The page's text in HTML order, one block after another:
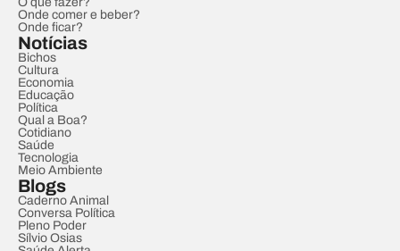
Onde comer e beber?
Onde ficar?
Notícias
Bichos
Cultura
Economia
Educação
Política
Qual a Boa?
Cotidiano
Saúde
Tecnologia
Meio Ambiente
Blogs
Caderno Animal
Conversa Política
Pleno Poder
Sílvio Osias